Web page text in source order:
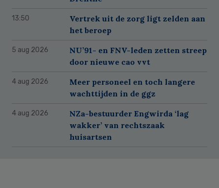
13:50
Vertrek uit de zorg ligt zelden aan
het beroep
5 aug 2026
NU’91- en FNV-leden zetten streep
door nieuwe cao vvt
4 aug 2026
Meer personeel en toch langere
wachttijden in de ggz
4 aug 2026
NZa-bestuurder Engwirda ‘lag
wakker’ van rechtszaak
huisartsen